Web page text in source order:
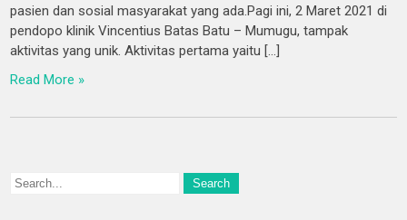
pasien dan sosial masyarakat yang ada.Pagi ini, 2 Maret 2021 di
pendopo klinik Vincentius Batas Batu – Mumugu, tampak
aktivitas yang unik. Aktivitas pertama yaitu […]
Read More »